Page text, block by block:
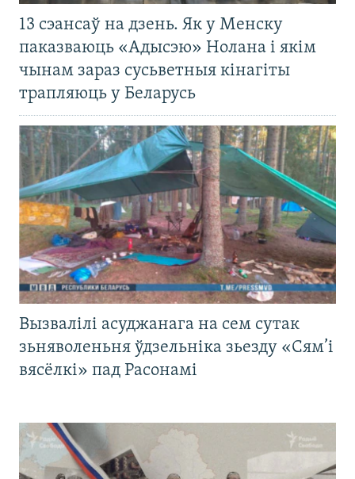
13 сэансаў на дзень. Як у Менску
паказваюць «Адысэю» Нолана і якім
чынам зараз сусьветныя кінагіты
трапляюць у Беларусь
Вызвалілі асуджанага на сем сутак
зьняволеньня ўдзельніка зьезду «Сям’і
вясёлкі» пад Расонамі